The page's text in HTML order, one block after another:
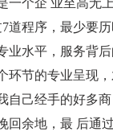
个企 业至高无上
程序，最少要历
业水平，服务背
环节的专业呈现
己经手的好多
回余地，最 后通